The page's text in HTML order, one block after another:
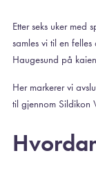
Etter seks uker med
samles vi til en
Haugesund på
Her markerer vi
til gjennom Sildikon